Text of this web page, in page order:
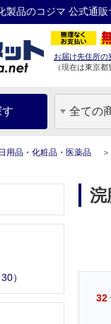
製品のコジマ 公式通販
お届け先住所の
（現在は東京都
全ての
日用品・化粧品・医薬品
30）
浣
32